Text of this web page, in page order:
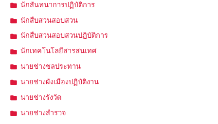
นักสันทนาการปฏิบัติการ
นักสืบสวนสอบสวน
นักสืบสวนสอบสวนปฏิบัติการ
นักเทคโนโลยีสารสนเทศ
นายช่างชลประทาน
นายช่างผังเมืองปฏิบัติงาน
นายช่างรังวัด
นายช่างสำรวจ